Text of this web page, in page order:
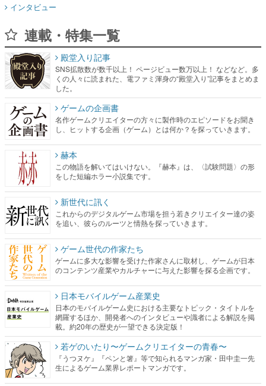
インタビュー
連載・特集一覧
殿堂入り記事
SNS拡散数が数千以上！ ページビュー数万以上！ などなど。多
くの人々に読まれた、電ファミ渾身の“殿堂入り”記事をまとめま
した。
ゲームの企画書
名作ゲームクリエイターの方々に製作時のエピソードをお聞き
し、ヒットする企画（ゲーム）とは何か？を探っていきます。
赫本
この物語を解いてはいけない。『赫本』は、〈試験問題〉の形
をした短編ホラー小説集です。
新世代に訊く
これからのデジタルゲーム市場を担う若きクリエイター達の姿
を追い、彼らのルーツと情熱を探っていきます。
ゲーム世代の作家たち
ゲームに多大な影響を受けた作家さんに取材し、ゲームが日本
のコンテンツ産業やカルチャーに与えた影響を探る企画です。
日本モバイルゲーム産業史
日本のモバイルゲーム史における主要なトピック・タイトルを
網羅するほか、開発者へのインタビューや識者による解説を掲
載。約20年の歴史が一望できる決定版！
若ゲのいたり〜ゲームクリエイターの青春〜
『うつヌケ』『ペンと箸』等で知られるマンガ家・田中圭一先
生によるゲーム業界レポートマンガです。